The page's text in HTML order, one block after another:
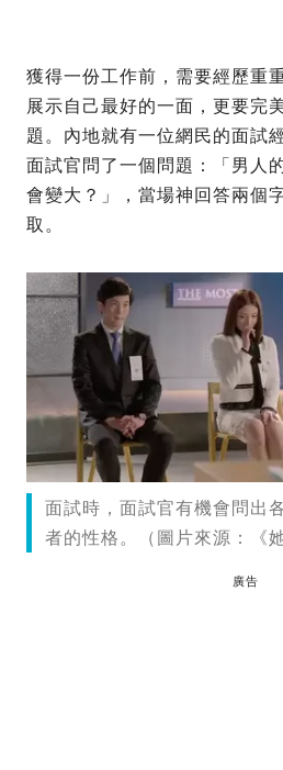
獲得一份工作前，需要經歷重
展示自己最好的一面，更要完
題。內地就有一位網民的面試
面試官問了一個問題：「男人
會變大？」，當場神回答兩個
取。
面試時，面試官有機會問出
者的性格。（圖片來源：《
廣告